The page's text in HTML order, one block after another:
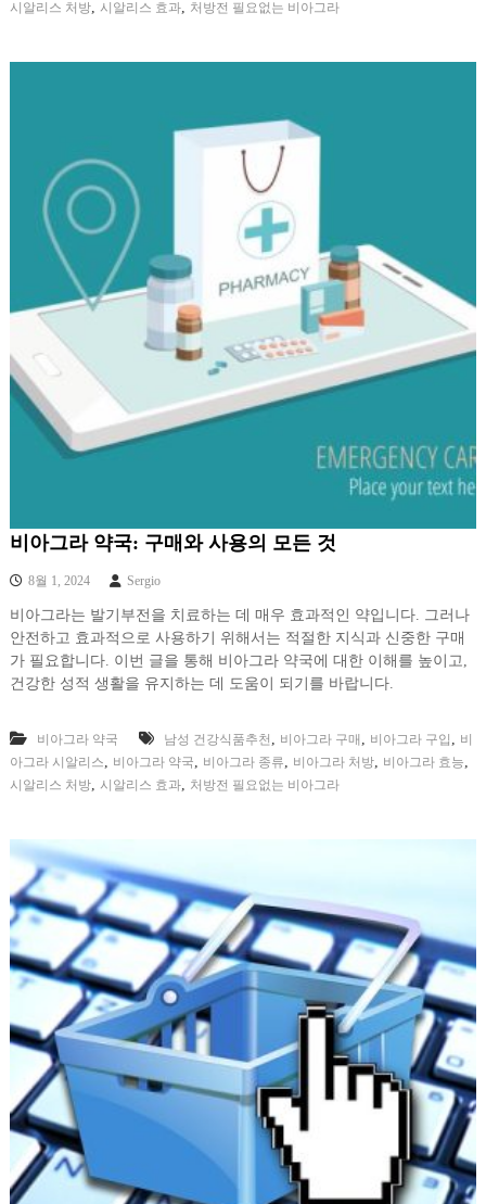
시알리스 처방, 시알리스 효과, 처방전 필요없는 비아그라
비아그라 약국: 구매와 사용의 모든 것
8월 1, 2024 Sergio
비아그라는 발기부전을 치료하는 데 매우 효과적인 약입니다. 그러나
안전하고 효과적으로 사용하기 위해서는 적절한 지식과 신중한 구매
가 필요합니다. 이번 글을 통해 비아그라 약국에 대한 이해를 높이고,
건강한 성적 생활을 유지하는 데 도움이 되기를 바랍니다.
비아그라 약국 남성 건강식품추천 , 비아그라 구매 , 비아그라 구입 , 비
아그라 시알리스, 비아그라 약국, 비아그라 종류, 비아그라 처방, 비아그라 효능,
시알리스 처방, 시알리스 효과, 처방전 필요없는 비아그라